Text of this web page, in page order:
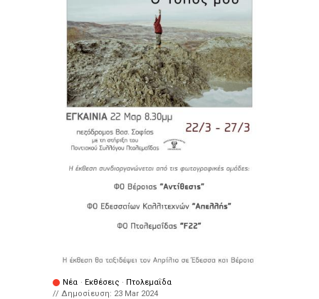
Νέα · Εκθέσεις · Πτολεμαΐδα
// Δημοσίευση: 23 Mar 2024